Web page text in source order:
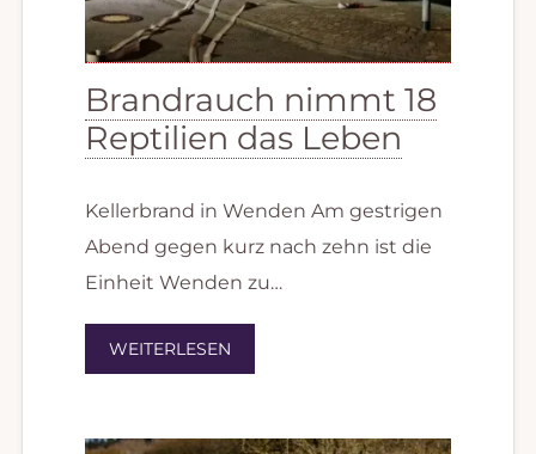
Brandrauch nimmt 18
Reptilien das Leben
Kellerbrand in Wenden Am gestrigen
Abend gegen kurz nach zehn ist die
Einheit Wenden zu…
WEITERLESEN